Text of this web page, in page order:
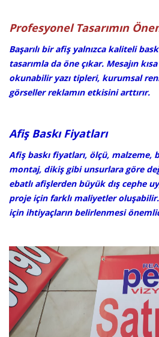
​​Profesyonel Tasarımın
Başarılı bir afiş yalnızca kaliteli
tasarımla da öne çıkar. Mesajın
okunabilir yazı tipleri, kurumsal
görseller reklamın etkisini arttırır.
Afiş Baskı Fiyatları
Afiş baskı fiyatları, ölçü, malzeme,
montaj, dikiş gibi unsurlara göre
ebatlı afişlerden büyük dış cephe
proje için farklı maliyetler
için ihtiyaçların belirlenmesi